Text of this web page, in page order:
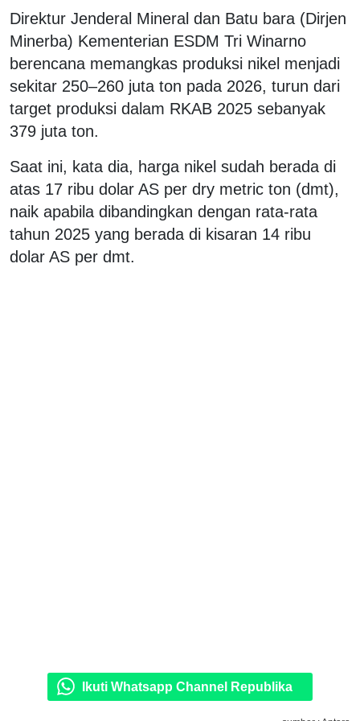
Direktur Jenderal Mineral dan Batu bara (Dirjen
Minerba) Kementerian ESDM Tri Winarno
berencana memangkas produksi nikel menjadi
sekitar 250–260 juta ton pada 2026, turun dari
target produksi dalam RKAB 2025 sebanyak
379 juta ton.
Saat ini, kata dia, harga nikel sudah berada di
atas 17 ribu dolar AS per dry metric ton (dmt),
naik apabila dibandingkan dengan rata-rata
tahun 2025 yang berada di kisaran 14 ribu
dolar AS per dmt.
Ikuti Whatsapp Channel Republika